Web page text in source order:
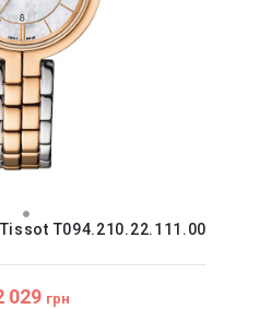
T094.210.22.111.00
029 грн